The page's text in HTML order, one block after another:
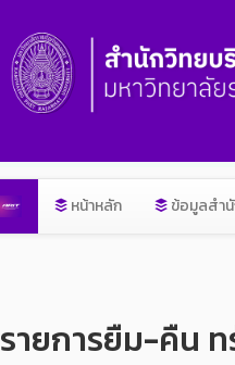
หน้าหลัก ข้อมูลสำ
รายการยืม-คืน